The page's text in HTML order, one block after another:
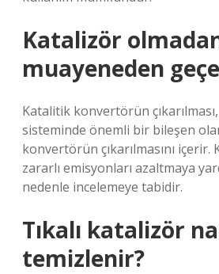
Katalizör
muayeneden
Katalitik konvertörün
sisteminde önemli bir bileşen
konvertörün çıkarılmasını
zararlı emisyonları azaltmaya
nedenle incelemeye tabidir.
Tıkalı katalizör
temizlenir?